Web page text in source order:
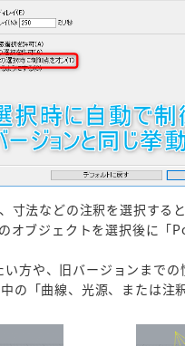
法などの注釈を選択する
オブジェクトを選択後に
方や、旧バージョンまで
の「曲線、光源、または注